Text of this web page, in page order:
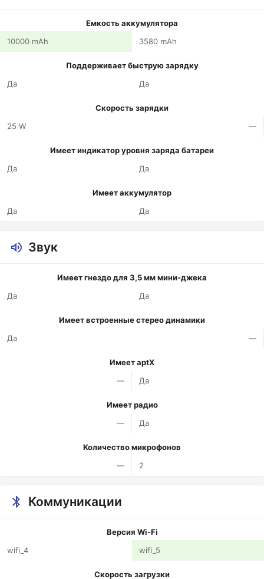
Емкость аккумулятора
10000 mAh
3580 mAh
Поддерживает быструю зарядку
Да
Да
Скорость зарядки
25 W
—
Имеет индикатор уровня заряда батареи
Да
Да
Имеет аккумулятор
Да
Да
Звук
Имеет гнездо для 3,5 мм мини-джека
Да
Да
Имеет встроенные стерео динамики
Да
—
Имеет aptX
—
Да
Имеет радио
—
Да
Количество микрофонов
—
2
Коммуникации
Версия Wi-Fi
wifi_4
wifi_5
Скорость загрузки